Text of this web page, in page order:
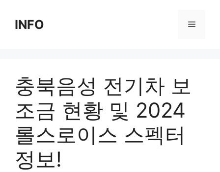
contentINFO Menu
충북음성 전기차 보
조금 현황 및 2024
롤스로이스 스펙터
정보!